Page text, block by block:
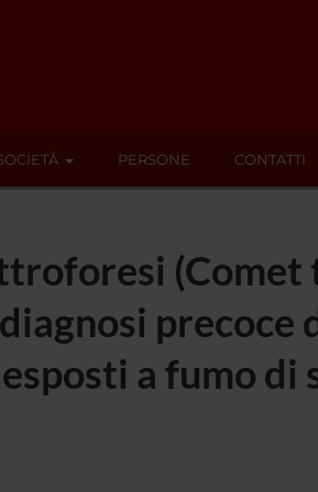
PERSONE CONTATTI
(Comet
precoce
a fumo di